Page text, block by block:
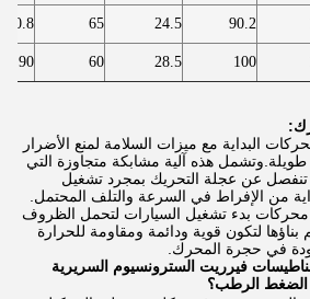
90.2
24.5
65
10.8
100
28.5
60
11.90
البداية مع ميزات السلامة لمنع الأضرار
طويلة.وتشمل هذه آلية مشابكة متجاوزة التي
عن عجلة التحريك بمجرد تشغيل
من الإفراط في السرعة والتلف المحتمل.
محركات بدء تشغيل السيارات لتحمل الظروف
لتكون قوية ودائمة ومقاومة للحرارة
في حجرة المحرك.
فيرريت السترونسيوم السريرية
الرطب؟